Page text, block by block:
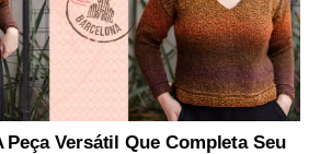
Peça Versátil Que Completa Seu